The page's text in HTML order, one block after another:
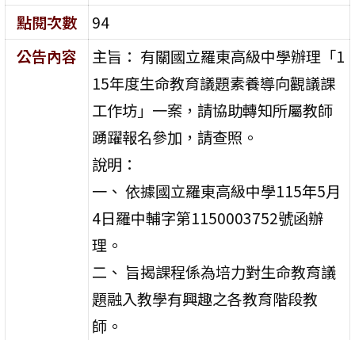
點閱次數
94
公告內容
主旨： 有關國立羅東高級中學辦理「1
15年度生命教育議題素養導向觀議課
工作坊」一案，請協助轉知所屬教師
踴躍報名參加，請查照。
說明：
一、 依據國立羅東高級中學115年5月
4日羅中輔字第1150003752號函辦
理。
二、 旨揭課程係為培力對生命教育議
題融入教學有興趣之各教育階段教
師。